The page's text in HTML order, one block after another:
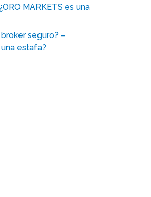
MARKETS es una
seguro? –
estafa?